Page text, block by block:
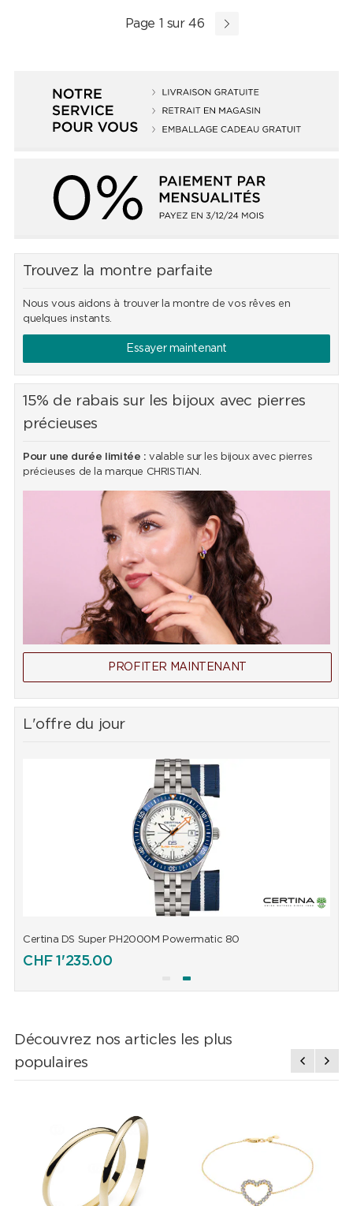
Page 1 sur 46
Trouvez la montre parfaite
Nous vous aidons à trouver la montre de vos rêves en
quelques instants.
Essayer maintenant
15% de rabais sur les bijoux avec pierres
précieuses
Pour une durée limitée : valable sur les bijoux avec pierres
précieuses de la marque CHRISTIAN.
PROFITER MAINTENANT
L'offre du jour
Certina DS Super PH2000M Powermatic 80
CHF1'235.00
Découvrez nos articles les plus
populaires